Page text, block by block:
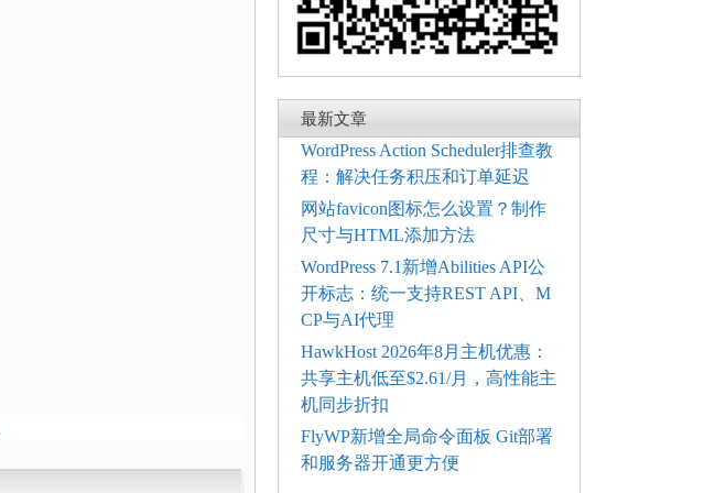
最新文章
WordPress Action Scheduler排查教
程：解决任务积压和订单延迟
网站favicon图标怎么设置？制作
尺寸与HTML添加方法
WordPress 7.1新增Abilities API公
开标志：统一支持REST API、M
CP与AI代理
HawkHost 2026年8月主机优惠：
共享主机低至$2.61/月，高性能主
机同步折扣
FlyWP新增全局命令面板 Git部署
和服务器开通更方便